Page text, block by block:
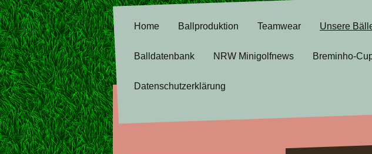
Home Ballproduktion Teamwear Unsere
Balldatenbank NRW Minigolfnews Breminho-
Datenschutzerklärung